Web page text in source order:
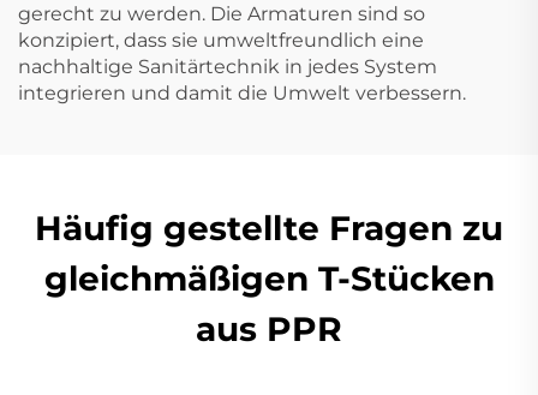
gerecht zu werden. Die Armaturen sind so
konzipiert, dass sie umweltfreundlich eine
nachhaltige Sanitärtechnik in jedes System
integrieren und damit die Umwelt verbessern.
Häufig gestellte Fragen zu
gleichmäßigen T-Stücken
aus PPR